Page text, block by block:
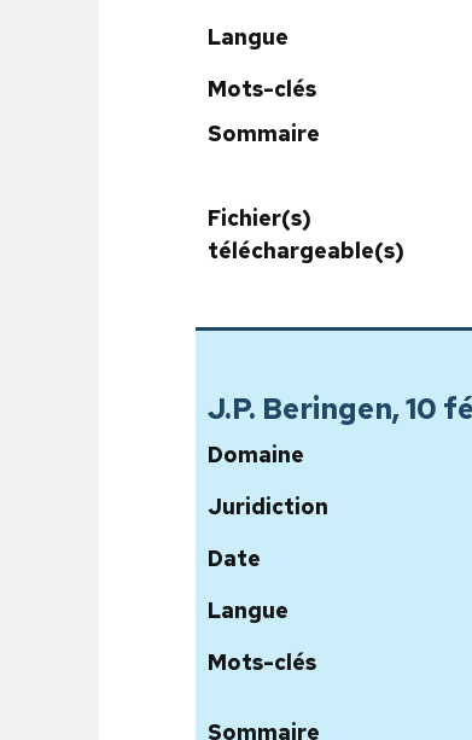
Langue
Mots-clés
Sommaire
Fichier(s)
téléchargeable(s)
J.P. Beringen, 10
Domaine
Juridiction
Date
Langue
Mots-clés
Sommaire